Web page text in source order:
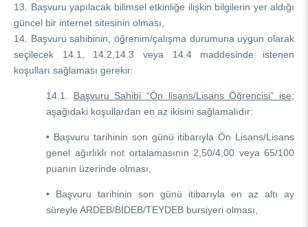
13. Başvuru yapılacak bilimsel etkinliğe ilişkin bilgilerin yer aldığı
güncel bir internet sitesinin olması,
14. Başvuru sahibinin, öğrenim/çalışma durumuna uygun olarak
seçilecek 14.1, 14.2,14.3 veya 14.4 maddesinde istenen
koşulları sağlaması gerekir:
14.1. Başvuru Sahibi “Ön lisans/Lisans Öğrencisi” ise;
aşağıdaki koşullardan en az ikisini sağlamalıdır:
• Başvuru tarihinin son günü itibarıyla Ön Lisans/Lisans
genel ağırlıklı not ortalamasının 2,50/4,00 veya 65/100
puanın üzerinde olması,
• Başvuru tarihinin son günü itibarıyla en az altı ay
süreyle ARDEB/BİDEB/TEYDEB bursiyeri olması,